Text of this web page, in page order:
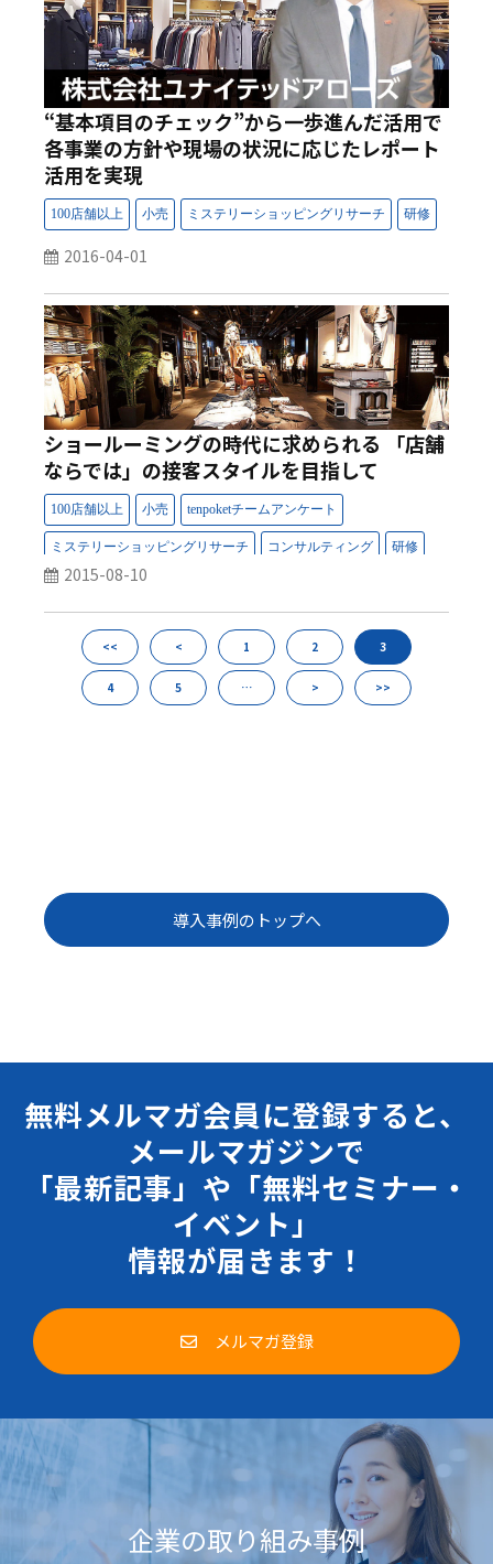
“基本項目のチェック”から一歩進んだ活用で
各事業の方針や現場の状況に応じたレポート
活用を実現
2016-04-01
ショールーミングの時代に求められる 「店舗
ならでは」の接客スタイルを目指して
2015-08-10
<< < 1 2 3
4 5 … > >>
導入事例のトップへ
無料メルマガ会員に登録すると、
メールマガジンで
「最新記事」や「無料セミナー・
イベント」
情報が届きます！
メルマガ登録
企業の取り組み事例